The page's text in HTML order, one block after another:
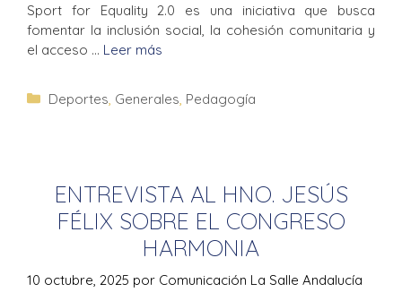
Sport for Equality 2.0 es una iniciativa que busca
fomentar la inclusión social, la cohesión comunitaria y
el acceso … Leer más
Deportes Generales Pedagogía
ENTREVISTA AL HNO. JESÚS
FÉLIX SOBRE EL CONGRESO
HARMONIA
10 octubre, 2025 por Comunicación La Salle Andalucía